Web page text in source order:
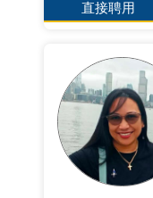
直接聘用